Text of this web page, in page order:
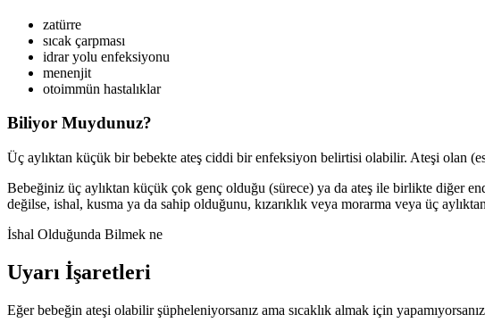
zatürre
sıcak çarpması
idrar yolu enfeksiyonu
menenjit
otoimmün hastalıklar
Biliyor Muydunuz?
Üç aylıktan küçük bir bebekte ateş ciddi bir enfeksiyon belirtisi olabilir. Ateşi olan
Bebeğiniz üç aylıktan küçük çok genç olduğu (sürece) ya da ateş ile birlikte diğer
değilse, ishal, kusma ya da sahip olduğunu, kızarıklık veya morarma veya üç
İshal Olduğunda Bilmek ne
Uyarı İşaretleri
Eğer bebeğin ateşi olabilir şüpheleniyorsanız ama sıcaklık almak için